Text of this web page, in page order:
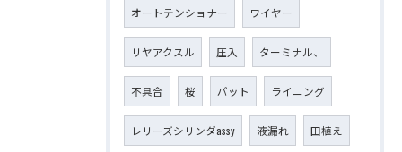
オートテンショナー ワイヤー
リヤアクスル 圧入 ターミナル、
不具合 桜 パット ライニング
レリーズシリンダassy 液漏れ 田植え